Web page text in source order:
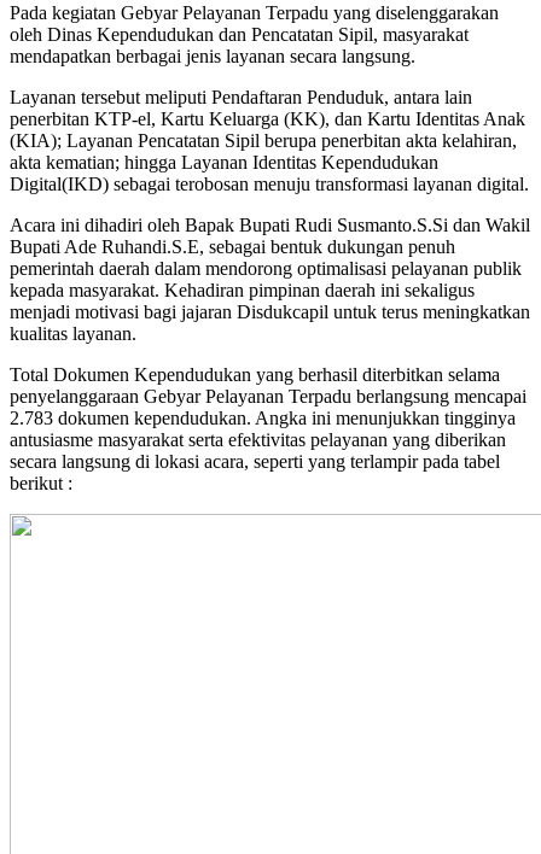
Pada kegiatan Gebyar Pelayanan Terpadu yang diselenggarakan
oleh Dinas Kependudukan dan Pencatatan Sipil, masyarakat
mendapatkan berbagai jenis layanan secara langsung.
Layanan tersebut meliputi Pendaftaran Penduduk, antara lain
penerbitan KTP-el, Kartu Keluarga (KK), dan Kartu Identitas Anak
(KIA); Layanan Pencatatan Sipil berupa penerbitan akta kelahiran,
akta kematian; hingga Layanan Identitas Kependudukan
Digital(IKD) sebagai terobosan menuju transformasi layanan digital.
Acara ini dihadiri oleh Bapak Bupati Rudi Susmanto.S.Si dan Wakil
Bupati Ade Ruhandi.S.E, sebagai bentuk dukungan penuh
pemerintah daerah dalam mendorong optimalisasi pelayanan publik
kepada masyarakat. Kehadiran pimpinan daerah ini sekaligus
menjadi motivasi bagi jajaran Disdukcapil untuk terus meningkatkan
kualitas layanan.
Total Dokumen Kependudukan yang berhasil diterbitkan selama
penyelanggaraan Gebyar Pelayanan Terpadu berlangsung mencapai
2.783 dokumen kependudukan. Angka ini menunjukkan tingginya
antusiasme masyarakat serta efektivitas pelayanan yang diberikan
secara langsung di lokasi acara, seperti yang terlampir pada tabel
berikut :